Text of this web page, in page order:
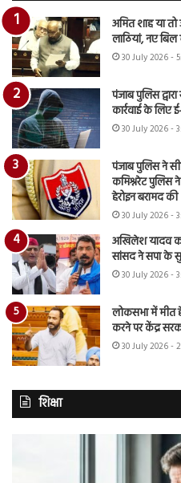
अमित शाह या
लाठियां, नए
30 July 2026 -
पंजाब पुलिस
कार्रवाई के
30 July 2026 -
पंजाब पुलिस ने
कमिश्नरेट पुलिस
हेरोइन बरामद की
30 July 2026 -
अखिलेश यादव
सांसद ने सपा के
30 July 2026 -
लोकसभा में मीत
करने पर केंद्र
30 July 2026 -
शिक्षा